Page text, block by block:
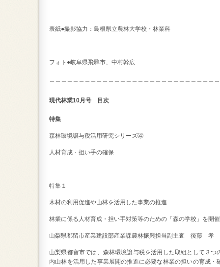
表紙●撮影協力：島根県立農林大学校・林業科
フォト●岐阜県飛騨市、中村幹広
現代林業10月号 目次
特集
森林環境譲与税活用研究シリーズ④
人材育成・担い手の確保
特集１
木材の利用促進や山林を活用した事業の推進
林業に係る人材育成・担い手対策等のための「森の学校」を開催
山梨県都留市産業建設部産業課農林振興担当副主査
山梨県都留市では、森林環境譲与税を活用した取組として３
内山林を活用した事業展開の推進に必要な林業の担いの育成